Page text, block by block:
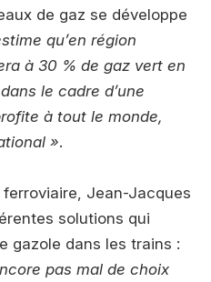
de gaz se développe
qu’en région
à 30 % de gaz vert en
le cadre d’une
à tout le monde,
».
Jean-Jacques
solutions qui
gazole dans les trains :
pas mal de choix